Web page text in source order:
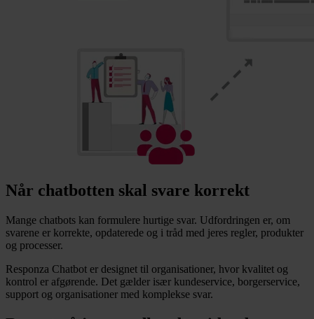
Når chatbotten skal svare korrekt
Mange chatbots kan formulere hurtige svar. Udfordringen er, om
svarene er korrekte, opdaterede og i tråd med jeres regler, produkter
og processer.
Responza Chatbot er designet til organisationer, hvor kvalitet og
kontrol er afgørende. Det gælder især kundeservice, borgerservice,
support og organisationer med komplekse svar.